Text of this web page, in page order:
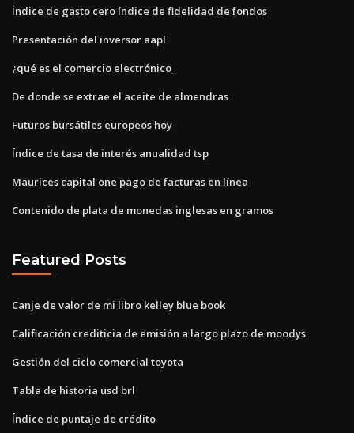
Índice de gasto cero índice de fidelidad de fondos
Presentación del inversor aapl
¿qué es el comercio electrónico_
De donde se extrae el aceite de almendras
Futuros bursátiles europeos hoy
Índice de tasa de interés anualidad tsp
Maurices capital one pago de facturas en línea
Contenido de plata de monedas inglesas en gramos
Featured Posts
Canje de valor de mi libro kelley blue book
Calificación crediticia de emisión a largo plazo de moodys
Gestión del ciclo comercial toyota
Tabla de historia usd brl
Índice de puntaje de crédito